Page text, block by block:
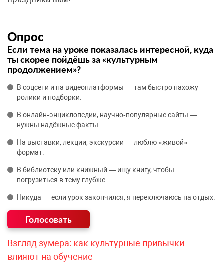
Опрос
Если тема на уроке показалась интересной, куда
ты скорее пойдёшь за «культурным
продолжением»?
В соцсети и на видеоплатформы — там быстро нахожу
ролики и подборки.
В онлайн‑энциклопедии, научно‑популярные сайты —
нужны надёжные факты.
На выставки, лекции, экскурсии — люблю «живой»
формат.
В библиотеку или книжный — ищу книгу, чтобы
погрузиться в тему глубже.
Никуда — если урок закончился, я переключаюсь на отдых.
Взгляд зумера: как культурные привычки
влияют на обучение